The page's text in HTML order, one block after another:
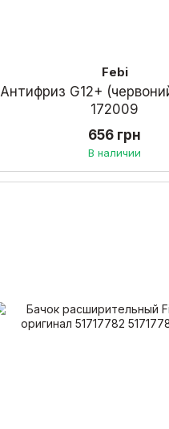
Febi
Антифриз G12+
172009
656 грн
В наличии